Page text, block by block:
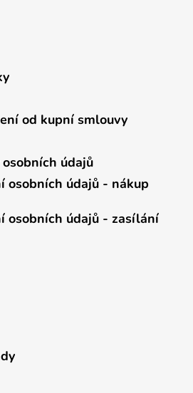
od kupní smlouvy
údajů
osobních údajů - nákup
osobních údajů - zasílání